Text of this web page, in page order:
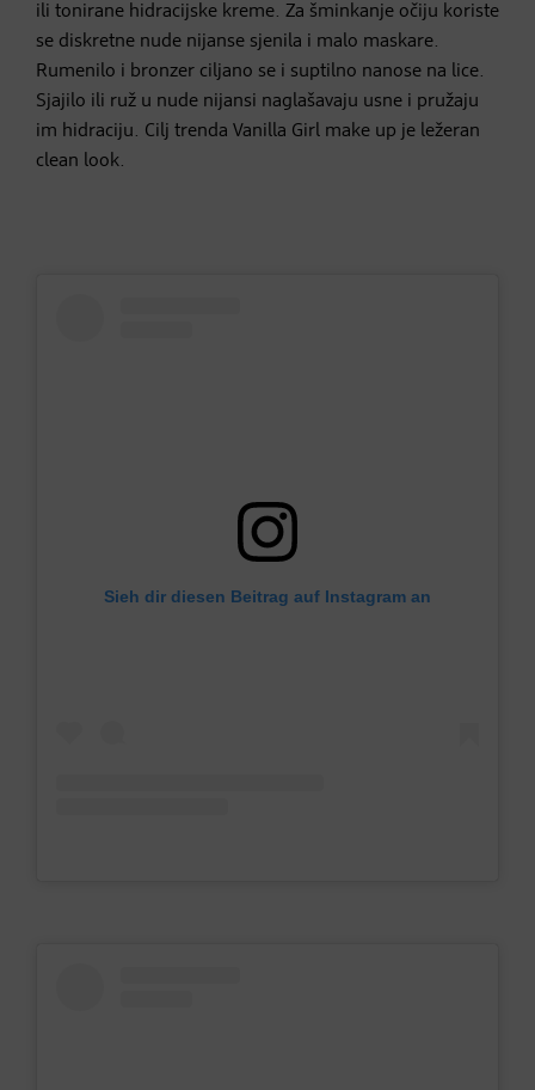
ili tonirane hidracijske kreme. Za šminkanje očiju koriste
se diskretne nude nijanse sjenila i malo maskare.
Rumenilo i bronzer ciljano se i suptilno nanose na lice.
Sjajilo ili ruž u nude nijansi naglašavaju usne i pružaju
im hidraciju. Cilj trenda Vanilla Girl make up je ležeran
clean look.
Sieh dir diesen Beitrag auf Instagram an